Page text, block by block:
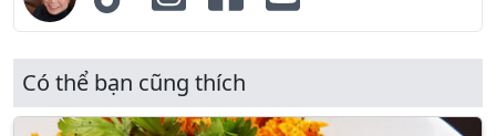
Có thể bạn cũng thích